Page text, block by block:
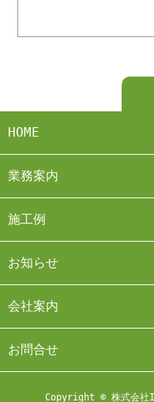
HOME
業務案内
施工例
お知らせ
会社案内
お問合せ
Copyright © 株式会